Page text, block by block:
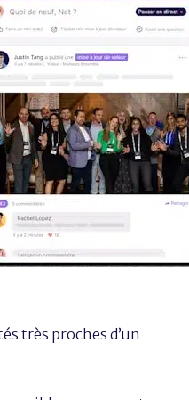
très proches d’un